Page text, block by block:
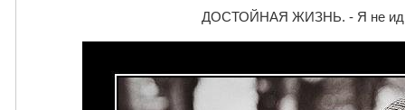
ДОСТОЙНАЯ ЖИЗНЬ. - Я не